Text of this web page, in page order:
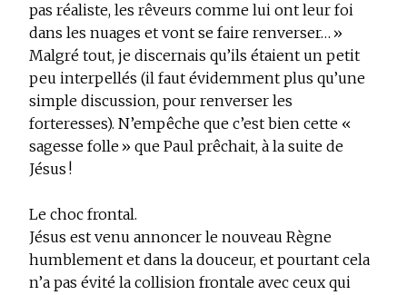
pas réaliste, les rêveurs comme lui ont leur foi
dans les nuages et vont se faire renverser… »
Malgré tout, je discernais qu’ils étaient un petit
peu interpellés (il faut évidemment plus qu’une
simple discussion, pour renverser les
forteresses). N’empêche que c’est bien cette «
sagesse folle » que Paul prêchait, à la suite de
Jésus !
Le choc frontal.
Jésus est venu annoncer le nouveau Règne
humblement et dans la douceur, et pourtant cela
n’a pas évité la collision frontale avec ceux qui